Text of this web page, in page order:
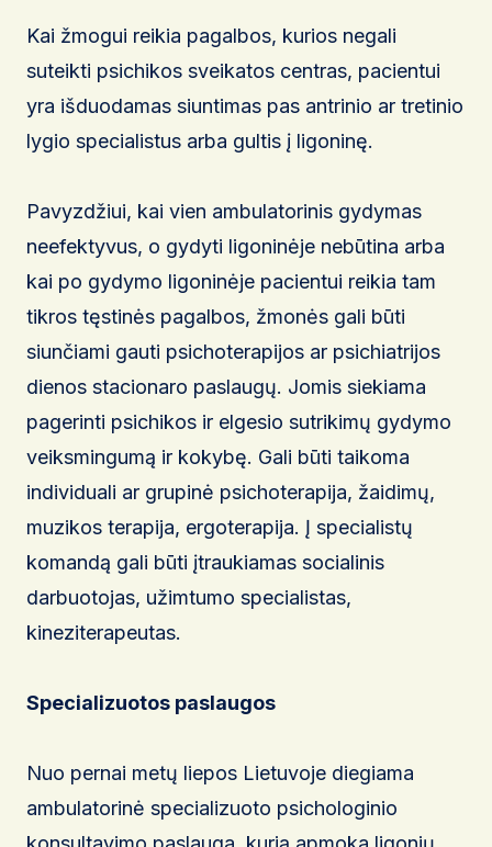
Kai žmogui reikia pagalbos, kurios negali
suteikti psichikos sveikatos centras, pacientui
yra išduodamas siuntimas pas antrinio ar tretinio
lygio specialistus arba gultis į ligoninę.
Pavyzdžiui, kai vien ambulatorinis gydymas
neefektyvus, o gydyti ligoninėje nebūtina arba
kai po gydymo ligoninėje pacientui reikia tam
tikros tęstinės pagalbos, žmonės gali būti
siunčiami gauti psichoterapijos ar psichiatrijos
dienos stacionaro paslaugų. Jomis siekiama
pagerinti psichikos ir elgesio sutrikimų gydymo
veiksmingumą ir kokybę. Gali būti taikoma
individuali ar grupinė psichoterapija, žaidimų,
muzikos terapija, ergoterapija. Į specialistų
komandą gali būti įtraukiamas socialinis
darbuotojas, užimtumo specialistas,
kineziterapeutas.
Specializuotos paslaugos
Nuo pernai metų liepos Lietuvoje diegiama
ambulatorinė specializuoto psichologinio